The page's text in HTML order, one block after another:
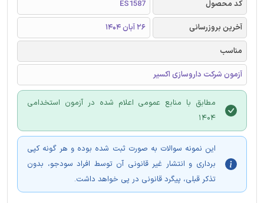
کد محصول
ES1587
آخرین بروزرسانی
26 آبان 1404
مناسب
آزمون شرکت داروسازی اکسیر
مطابق با منابع عمومی اعلام شده در آزمون استخدامی
1404
این نمونه سوالات به صورت ثبت شده بوده و هر گونه کپی
برداری و انتشار غیر قانونی آن توسط افراد سودجو، بدون
تذکر قبلی، پیگرد قانونی در پی خواهد داشت.